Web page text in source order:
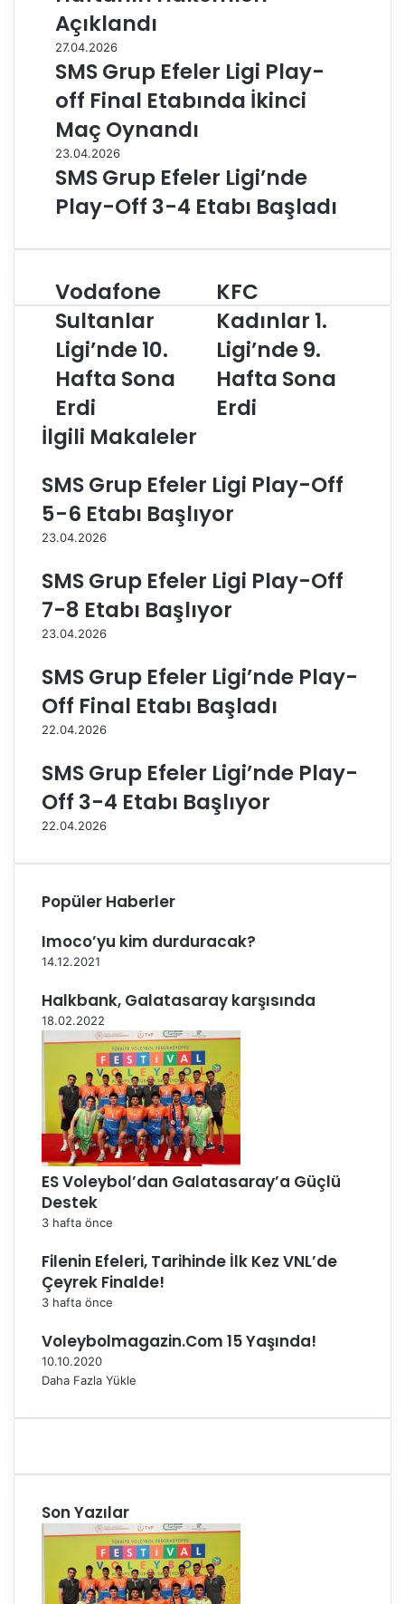
Açıklandı
27.04.2026
SMS Grup Efeler Ligi Play-
off Final Etabında İkinci
Maç Oynandı
23.04.2026
SMS Grup Efeler Ligi’nde
Play-Off 3-4 Etabı Başladı
V
o
d
a
o
n
e
S
l
t
a
n
a
r
L
i
’
n
d
0
.
H
a
S
r
d
i
Vodafone
Sultanlar
Ligi’nde 10.
Hafta Sona
Erdi
K
F
C
K
d
ı
n
r
1
.
g
i
’
e
9
.
t
a
S
KFC
Kadınlar 1.
Ligi’nde 9.
Hafta Sona
Erdi
İlgili Makaleler
SMS Grup Efeler Ligi Play-Off
5-6 Etabı Başlıyor
23.04.2026
SMS Grup Efeler Ligi Play-Off
7-8 Etabı Başlıyor
23.04.2026
SMS Grup Efeler Ligi’nde Play-
Off Final Etabı Başladı
22.04.2026
SMS Grup Efeler Ligi’nde Play-
Off 3-4 Etabı Başlıyor
22.04.2026
Popüler Haberler
Imoco’yu kim durduracak?
14.12.2021
Halkbank, Galatasaray karşısında
18.02.2022
ES Voleybol’dan Galatasaray’a Güçlü
Destek
3 hafta önce
Filenin Efeleri, Tarihinde İlk Kez VNL’de
Çeyrek Finalde!
3 hafta önce
Voleybolmagazin.Com 15 Yaşında!
10.10.2020
Daha Fazla Yükle
Son Yazılar